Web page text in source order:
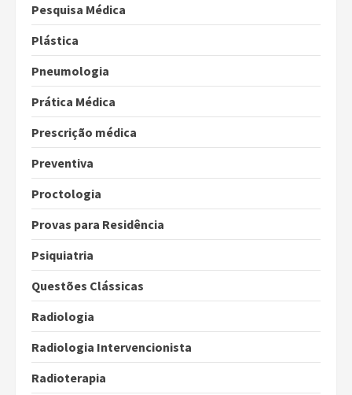
Pesquisa Médica
Plástica
Pneumologia
Prática Médica
Prescrição médica
Preventiva
Proctologia
Provas para Residência
Psiquiatria
Questões Clássicas
Radiologia
Radiologia Intervencionista
Radioterapia